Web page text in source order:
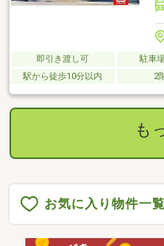
即引き渡し可 駐車
駅から徒歩10分以内
2
も
お気に入り物件一